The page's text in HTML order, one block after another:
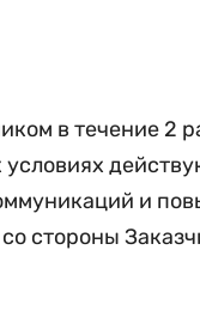
в течение
и
стороны